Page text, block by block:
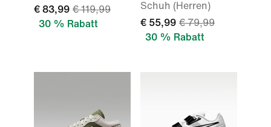
€ 83,99 € 119,99
30 % Rabatt
Schuh (Herren)
€ 55,99 € 79,99
30 % Rabatt